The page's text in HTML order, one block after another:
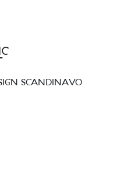
SCANDINAVO